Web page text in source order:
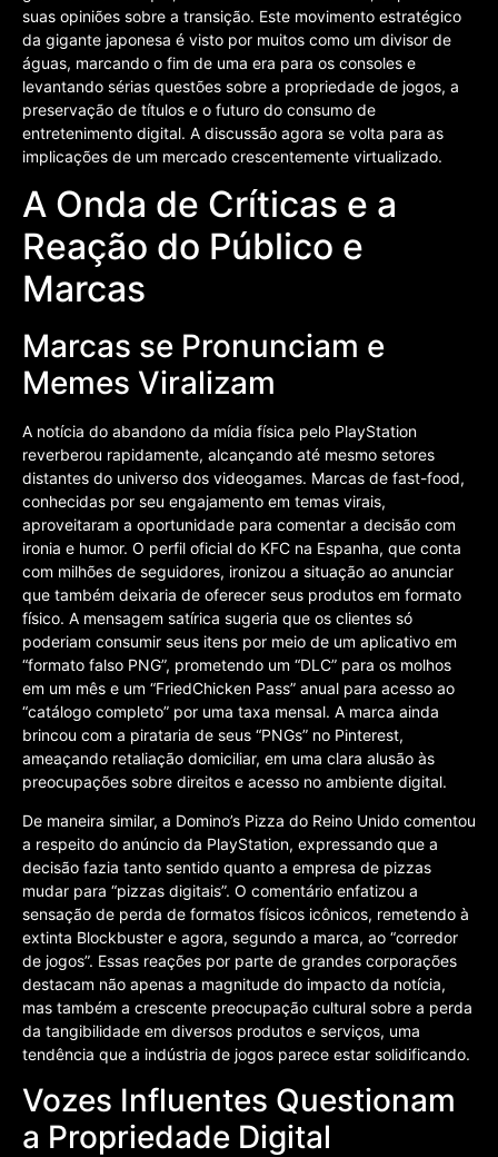
suas opiniões sobre a transição. Este movimento estratégico
da gigante japonesa é visto por muitos como um divisor de
águas, marcando o fim de uma era para os consoles e
levantando sérias questões sobre a propriedade de jogos, a
preservação de títulos e o futuro do consumo de
entretenimento digital. A discussão agora se volta para as
implicações de um mercado crescentemente virtualizado.
A Onda de Críticas e a
Reação do Público e
Marcas
Marcas se Pronunciam e
Memes Viralizam
A notícia do abandono da mídia física pelo PlayStation
reverberou rapidamente, alcançando até mesmo setores
distantes do universo dos videogames. Marcas de fast-food,
conhecidas por seu engajamento em temas virais,
aproveitaram a oportunidade para comentar a decisão com
ironia e humor. O perfil oficial do KFC na Espanha, que conta
com milhões de seguidores, ironizou a situação ao anunciar
que também deixaria de oferecer seus produtos em formato
físico. A mensagem satírica sugeria que os clientes só
poderiam consumir seus itens por meio de um aplicativo em
“formato falso PNG”, prometendo um “DLC” para os molhos
em um mês e um “FriedChicken Pass” anual para acesso ao
“catálogo completo” por uma taxa mensal. A marca ainda
brincou com a pirataria de seus “PNGs” no Pinterest,
ameaçando retaliação domiciliar, em uma clara alusão às
preocupações sobre direitos e acesso no ambiente digital.
De maneira similar, a Domino’s Pizza do Reino Unido comentou
a respeito do anúncio da PlayStation, expressando que a
decisão fazia tanto sentido quanto a empresa de pizzas
mudar para “pizzas digitais”. O comentário enfatizou a
sensação de perda de formatos físicos icônicos, remetendo à
extinta Blockbuster e agora, segundo a marca, ao “corredor
de jogos”. Essas reações por parte de grandes corporações
destacam não apenas a magnitude do impacto da notícia,
mas também a crescente preocupação cultural sobre a perda
da tangibilidade em diversos produtos e serviços, uma
tendência que a indústria de jogos parece estar solidificando.
Vozes Influentes Questionam
a Propriedade Digital